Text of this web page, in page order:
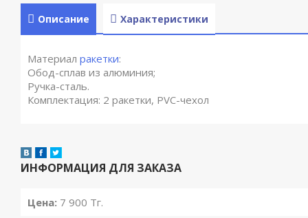
Описание Характеристики
Материал ракетки:
Обод-сплав из алюминия;
Ручка-сталь.
Комплектация: 2 ракетки, PVC-чехол
ИНФОРМАЦИЯ ДЛЯ ЗАКАЗА
Цена: 7 900 Тг.